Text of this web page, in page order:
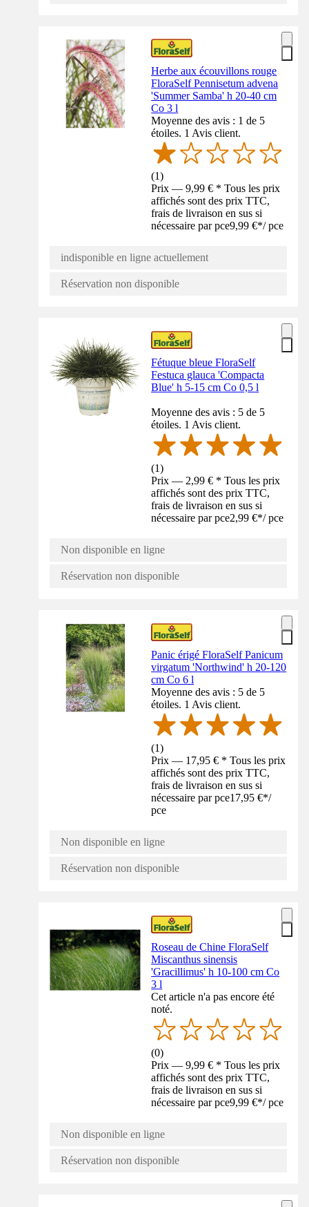
Herbe aux écouvillons rouge
FloraSelf Pennisetum advena
'Summer Samba' h 20-40 cm
Co 3 l
Moyenne des avis : 1 de 5
étoiles. 1 Avis client.
(1)
Prix — 9,99 € * Tous les prix
affichés sont des prix TTC,
frais de livraison en sus si
nécessaire par pce9,99 €*/ pce
indisponible en ligne actuellement
Réservation non disponible
Fétuque bleue FloraSelf
Festuca glauca 'Compacta
Blue' h 5-15 cm Co 0,5 l
Moyenne des avis : 5 de 5
étoiles. 1 Avis client.
(1)
Prix — 2,99 € * Tous les prix
affichés sont des prix TTC,
frais de livraison en sus si
nécessaire par pce2,99 €*/ pce
Non disponible en ligne
Réservation non disponible
Panic érigé FloraSelf Panicum
virgatum 'Northwind' h 20-120
cm Co 6 l
Moyenne des avis : 5 de 5
étoiles. 1 Avis client.
(1)
Prix — 17,95 € * Tous les prix
affichés sont des prix TTC,
frais de livraison en sus si
nécessaire par pce17,95 €*/
pce
Non disponible en ligne
Réservation non disponible
Roseau de Chine FloraSelf
Miscanthus sinensis
'Gracillimus' h 10-100 cm Co
3 l
Cet article n'a pas encore été
noté.
(0)
Prix — 9,99 € * Tous les prix
affichés sont des prix TTC,
frais de livraison en sus si
nécessaire par pce9,99 €*/ pce
Non disponible en ligne
Réservation non disponible